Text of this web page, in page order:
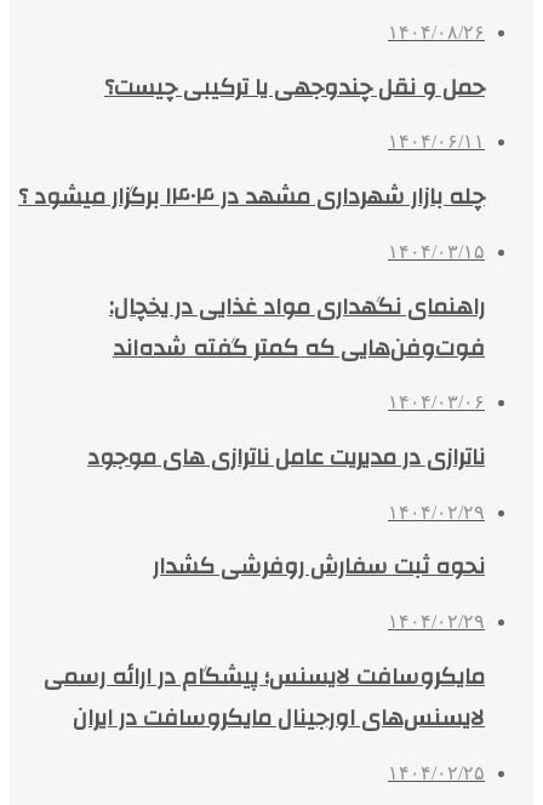
۱۴۰۴/۰۸/۲۶
حمل و نقل چندوجهی یا ترکیبی چیست؟
۱۴۰۴/۰۶/۱۱
چله بازار شهرداری مشهد در ۱۴۰۴ برگزار میشود ؟
۱۴۰۴/۰۳/۱۵
راهنمای نگهداری مواد غذایی در یخچال:
فوت‌وفن‌هایی که کمتر گفته شده‌اند
۱۴۰۴/۰۳/۰۶
ناترازی در مدیریت عامل ناترازی های موجود
۱۴۰۴/۰۲/۲۹
نحوه ثبت سفارش روفرشی کشدار
۱۴۰۴/۰۲/۲۹
مایکروسافت لایسنس؛ پیشگام در ارائه رسمی
لایسنس‌های اورجینال مایکروسافت در ایران
۱۴۰۴/۰۲/۲۵